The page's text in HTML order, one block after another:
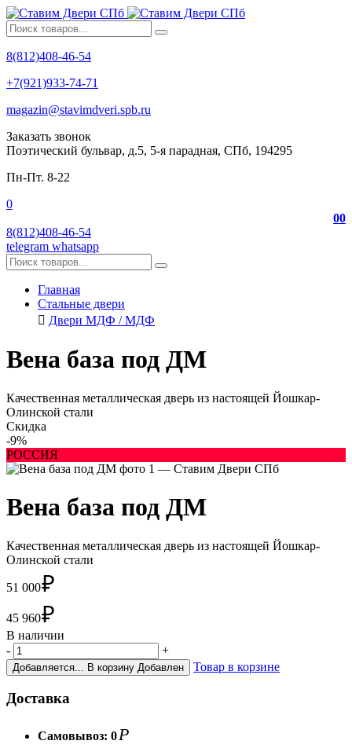
8(812)408-46-54
+7(921)933-74-71
magazin@stavimdveri.spb.ru
Заказать звонок
Поэтический бульвар, д.5, 5-я парадная, СПб, 194295
Пн-Пт. 8-22
0
00
8(812)408-46-54
telegram whatsapp
Главная
Стальные двери
Двери МДФ / МДФ
Вена база под ДМ
Качественная металлическая дверь из настоящей Йошкар-
Олинской стали
Скидка
-9%
РОССИЯ
Вена база под ДМ
Качественная металлическая дверь из настоящей Йошкар-
Олинской стали
51 000₽
45 960₽
В наличии
-
+
Добавляется... В корзину Добавлен Товар в корзине
Доставка
Самовывоз: 0Р